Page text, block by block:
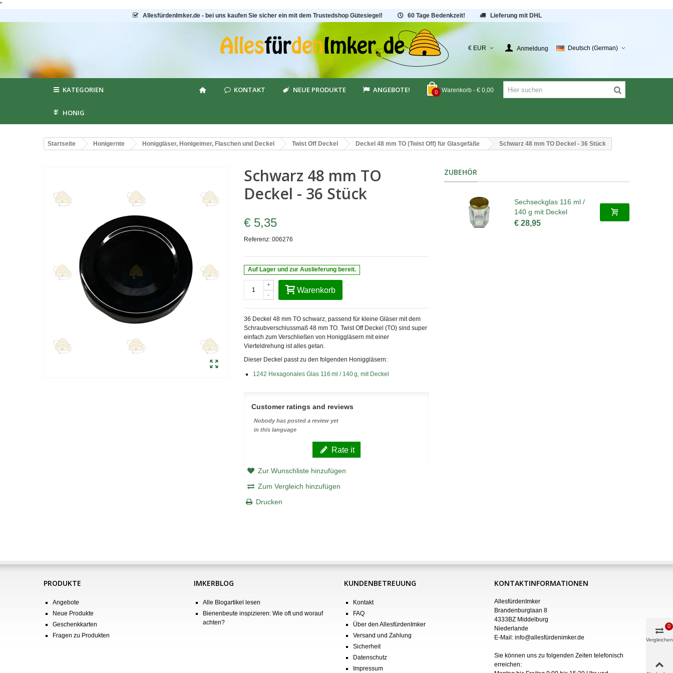
"
AllesfürdenImker.de - bei uns kaufen Sie sicher ein mit dem Trustedshop Gütesiegel!
60 Tage Bedenkzeit! Lieferung mit DHL
€ EUR Anmeldung Deutsch (German)
0 Warenkorb - € 0,00
KATEGORIEN KONTAKT NEUE PRODUKTE ANGEBOTE!
HONIG
Startseite Honigernte Honiggläser, Honigeimer, Flaschen und Deckel Twist Off Deckel Deckel 48 mm TO (Twist Off) für Glasgefäße Schwarz 48 mm TO Deckel - 36 Stück
Schwarz 48 mm TO
Deckel - 36 Stück
€ 5,35
Referenz: 006276
Auf Lager und zur Auslieferung bereit.
-
+
Warenkorb
36 Deckel 48 mm TO schwarz, passend für kleine Gläser mit dem
Schraubverschlussmaß 48 mm TO. Twist Off Deckel (TO) sind super
einfach zum Verschließen von Honiggläsern mit einer
Vierteldrehung ist alles getan.
Dieser Deckel passt zu den folgenden Honiggläsern:
1242 Hexagonales Glas 116 ml / 140 g, mit Deckel
Customer ratings and reviews
Nobody has posted a review yet
in this language
Rate it
Zur Wunschliste hinzufügen
Zum Vergleich hinzufügen
Drucken
ZUBEHÖR
Sechseckglas 116 ml /
140 g mit Deckel
€ 28,95
PRODUKTE
Angebote
Neue Produkte
Geschenkkarten
Fragen zu Produkten
IMKERBLOG
Alle Blogartikel lesen
Bienenbeute inspizieren: Wie oft und worauf
achten?
KUNDENBETREUUNG
Kontakt
FAQ
Über den AllesfürdenImker
Versand und Zahlung
Sicherheit
Datenschutz
Impressum
KONTAKTINFORMATIONEN
AllesfürdenImker
Brandenburglaan 8
4333BZ Middelburg
Niederlande
E-Mail: info@allesfürdenimker.de
Sie können uns zu folgenden Zeiten telefonisch
erreichen:
Vergleichen
0